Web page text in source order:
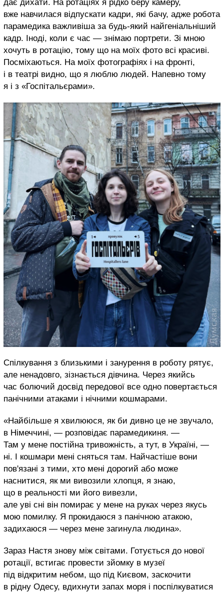
дає дихати. На ротаціях я рідко беру камеру,
вже навчилася відпускати кадри, які бачу, адже робота
парамедика важливіша за будь-який найгеніальніший
кадр. Іноді, коли є час — знімаю портрети. Зі мною
хочуть в ротацію, тому що на моїх фото всі красиві.
Посміхаються. На моїх фотографіях і на фронті,
і в театрі видно, що я люблю людей. Напевно тому
я і з «Госпітальєрами».
Спілкування з близькими і занурення в роботу рятує,
але ненадовго, зізнається дівчина. Через якийсь
час болючий досвід передової все одно повертається
панічними атаками і нічними кошмарами.
«Найбільше я хвилююся, як би дивно це не звучало,
в Німеччині, — розповідає парамедикиня. —
Там у мене постійна тривожність, а тут, в Україні, —
ні. І кошмари мені сняться там. Найчастіше вони
пов'язані з тими, хто мені дорогий або може
наснитися, як ми вивозили хлопця, я знаю,
що в реальності ми його вивезли,
але уві сні він помирає у мене на руках через якусь
мою помилку. Я прокидаюся з панічною атакою,
задихаюся — через мене загинула людина».
Зараз Настя знову між світами. Готується до нової
ротації, встигає провести зйомку в музеї
під відкритим небом, що під Києвом, заскочити
в рідну Одесу, вдихнути запах моря і поспілкуватися